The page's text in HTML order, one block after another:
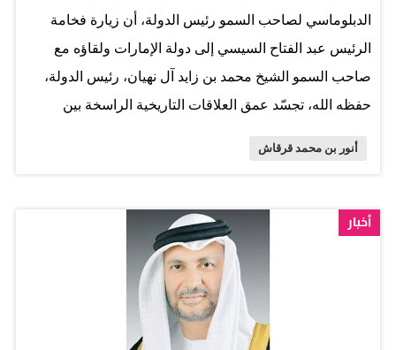
الدبلوماسي لصاحب السمو رئيس الدولة، أن زيارة فخامة
الرئيس عبد الفتاح السيسي إلى دولة الإمارات ولقاؤه مع
صاحب السمو الشيخ محمد بن زايد آل نهيان، رئيس الدولة،
حفظه الله، تجسّد عمق العلاقات التاريخية الراسخة بين
نهيان، رئيس الدولة، حفظه الله، تجسّد عمق العلاقات
التاريخية الراسخة بين البلدين والشعبين الشقيقين. وتأتي هذه
الزيارة في إطار علاقة قوية تقوم على استمرار التشاور
والتنسيق، حيث تناول الزعيمان العلاقات الثنائية المزدهرة
والتطورات الإقليمية المتسارعة". وأكد معاليه:"علاقتنا مع
أنور بن محمد قرقاش
أخبار